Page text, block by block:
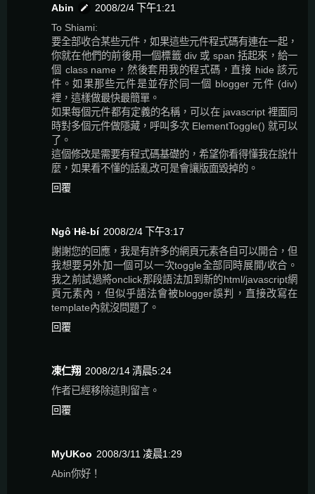
Abin
2008/2/4 下午1:21
To Shiami:
要全部收合某些元件，如果這些元件程式碼有連在一起，
你就在他們的前後用一個標籤 div 或 span 括起來，給一
個 class name，然後套用我的程式碼，直接 hide 該元
件。如果那些元件是並存於同一個 blogger 元件 (div)
裡，這樣做最快最簡單。
如果每個元件都有定義的名稱，可以在 javascript 裡面同
時對多個元件做隱藏，呼叫多次 ElementToggle() 就可以
了。
這個修改是需要有程式碼基礎的，希望你看得懂我在說什
麼，如果看不懂的話亂改可是會讓版面毀掉的。
回覆
Ngô͘ Hê-bí 2008/2/4 下午3:17
謝謝您的回應，我是有許多的網頁元素各自可以開合，但
我想要另外加一個可以一次toggle全部同時展開/收合。
我之前試過將onclick那段語法加到新的html/javascript網
頁元素內，但似乎語法會被blogger誤判，直接改寫在
template內就沒問題了。
回覆
凍仁翔 2008/2/14 清晨5:24
作者已經移除這則留言。
回覆
MyUKoo 2008/3/11 凌晨1:29
Abin你好！